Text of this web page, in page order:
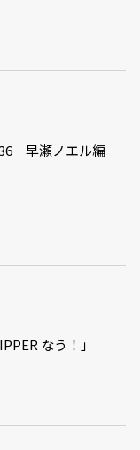
早瀬ノエル編
なう！」